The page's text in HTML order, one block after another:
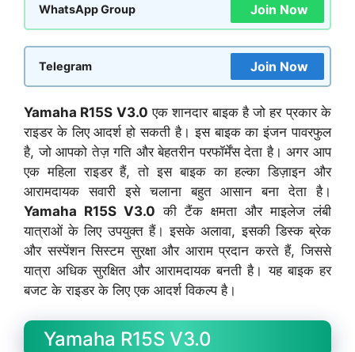
WhatsApp Group Join Now
Telegram Join Now
Yamaha R15S V3.0 एक शानदार बाइक है जो हर प्रकार के
राइडर के लिए आदर्श हो सकती है। इस बाइक का इंजन पावरफुल
है, जो आपको तेज़ गति और बेहतरीन परफॉर्मेंस देता है। अगर आप
एक महिला राइडर हैं, तो इस बाइक का हल्का डिज़ाइन और
आरामदायक सवारी इसे चलाना बहुत आसान बना देता है।
Yamaha R15S V3.0 की टैंक क्षमता और माइलेज लंबी
यात्राओं के लिए उपयुक्त हैं। इसके अलावा, इसकी डिस्क ब्रेक
और सस्पेंशन सिस्टम सुरक्षा और आराम प्रदान करते हैं, जिससे
यात्रा अधिक सुरक्षित और आरामदायक बनती है। यह बाइक हर
बजट के राइडर के लिए एक आदर्श विकल्प है।
Yamaha R15S V3.0